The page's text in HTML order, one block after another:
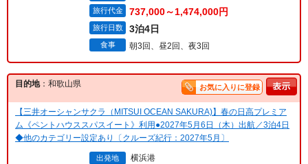
旅行代金 737,000～1,474,000円
旅行日数 3泊4日
食事 朝3回、昼2回、夜3回
目的地：和歌山県 お気に入りに登録
【三井オーシャンサクラ（MITSUI OCEAN SAKURA)】春の日高プレミア
ム《ペントハウススパスイート》利用●2027年5月6日（木）出航／3泊4日
◆他のカテゴリー設定あり〔クルーズ紀行：2027年5月〕
出発地 横浜港